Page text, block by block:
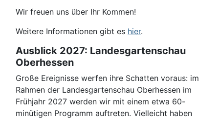
Wir freuen uns über Ihr Kommen!
Weitere Informationen gibt es hier.
Ausblick 2027: Landesgartenschau
Oberhessen
Große Ereignisse werfen ihre Schatten voraus: im
Rahmen der Landesgartenschau Oberhessen im
Frühjahr 2027 werden wir mit einem etwa 60-
minütigen Programm auftreten. Vielleicht haben